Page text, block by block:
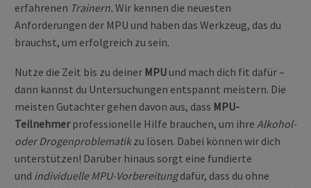
erfahrenen Trainern. Wir kennen die neuesten
Anforderungen der MPU und haben das Werkzeug, das du
brauchst, um erfolgreich zu sein.
Nutze die Zeit bis zu deiner MPU und mach dich fit dafür –
dann kannst du Untersuchungen entspannt meistern. Die
meisten Gutachter gehen davon aus, dass MPU-
Teilnehmerprofessionelle Hilfe brauchen, um ihre Alkohol-
oder Drogenproblematikzu lösen. Dabei können wir dich
unterstützen! Darüber hinaus sorgt eine fundierte
und individuelle MPU-Vorbereitungdafür, dass du ohne